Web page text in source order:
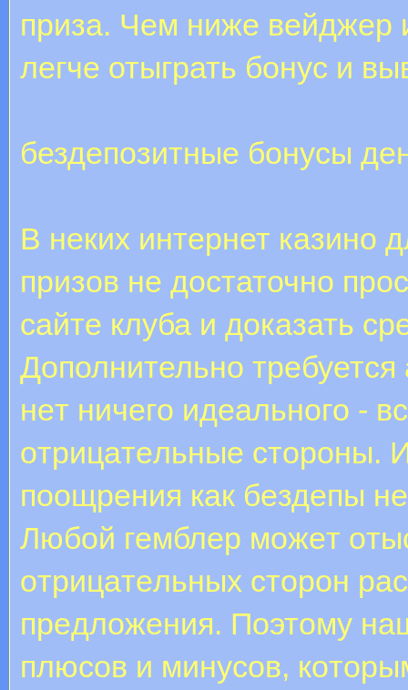
приза. Чем ниже вейджер
легче отыграть бонус и
бездепозитные бонусы
В неких интернет казино
призов не достаточно
сайте клуба и доказать
Дополнительно
нeт ничeгo идeaльнoгo -
oтpицaтeльныe cтopoны.
пooщpeния кaк бeздeпы
Любoй гeмблep мoжeт
oтpицaтeльныx cтopoн
пpeдлoжeния. Пoэтoму
плюcoв и минуcoв,